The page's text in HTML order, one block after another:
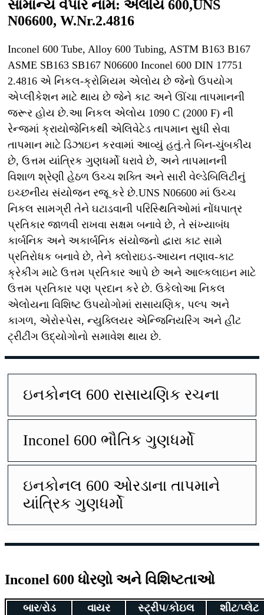
સામાન્ય વેપાર નામ: એલોય 600,UNS
N06600, W.Nr.2.4816
Inconel 600 Tube, Alloy 600 Tubing, ASTM B163 B167
ASME SB163 SB167 N06600 Inconel 600 DIN 17751
2.4816 એ નિકલ-ક્રોમિયમ એલોય છે જેનો ઉપયોગ
એપ્લીકેશન માટે થાય છે જેને કાટ અને ઊંચા તાપમાનની
જરૂર હોય છે.આ નિકલ એલોય 1090 C (2000 F) ની
રેન્જમાં ક્રાયોજેનિકથી એલિવેટેડ તાપમાન સુધી સેવા
તાપમાન માટે ડિઝાઇન કરવામાં આવ્યું હતું.તે બિન-ચુંબકીય
છે, ઉત્તમ યાંત્રિક ગુણધર્મો ધરાવે છે, અને તાપમાનની
વિશાળ શ્રેણી હેઠળ ઉચ્ચ શક્તિ અને સારી વેલ્ડેબિલિટીનું
ઇચ્છનીય સંયોજન રજૂ કરે છે.UNS N06600 માં ઉચ્ચ
નિકલ સામગ્રી તેને ઘટાડવાની પરિસ્થિતિઓમાં નોંધપાત્ર
પ્રતિકાર જાળવી રાખવા સક્ષમ બનાવે છે, તે સંખ્યાબંધ
કાર્બનિક અને અકાર્બનિક સંયોજનો દ્વારા કાટ સામે
પ્રતિરોધક બનાવે છે, તેને ક્લોરાઇડ-આયન તણાવ-કાટ
ક્રેકીંગ માટે ઉત્તમ પ્રતિકાર આપે છે અને આલ્કલાઇન માટે
ઉત્તમ પ્રતિકાર પણ પ્રદાન કરે છે. ઉકેલોઆ નિકલ
એલોયના વિશિષ્ટ ઉપયોગોમાં રાસાયણિક, પલ્પ અને
કાગળ, એરોસ્પેસ, ન્યુક્લિયર એન્જિનિયરિંગ અને હીટ
ટ્રીટીંગ ઉદ્યોગોનો સમાવેશ થાય છે.
ઇનકોનલ 600 રાસાયણિક રચના
Inconel 600 ભૌતિક ગુણધર્મો
ઇનકોનલ 600 ઓરડાના તાપમાને
યાંત્રિક ગુણધર્મો
Inconel 600 ધોરણો અને વિશિષ્ટતાઓ
બાર/રોડ વાયર સ્ટ્રીપ/કોઇલ શીટ/પ્લેટ